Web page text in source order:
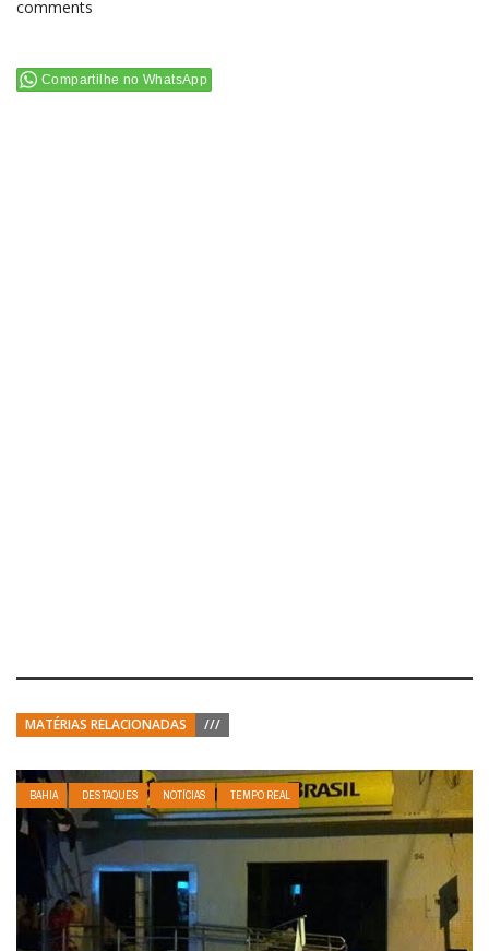
comments
Compartilhe no WhatsApp
MATÉRIAS RELACIONADAS ///
BAHIA DESTAQUES NOTÍCIAS TEMPO REAL